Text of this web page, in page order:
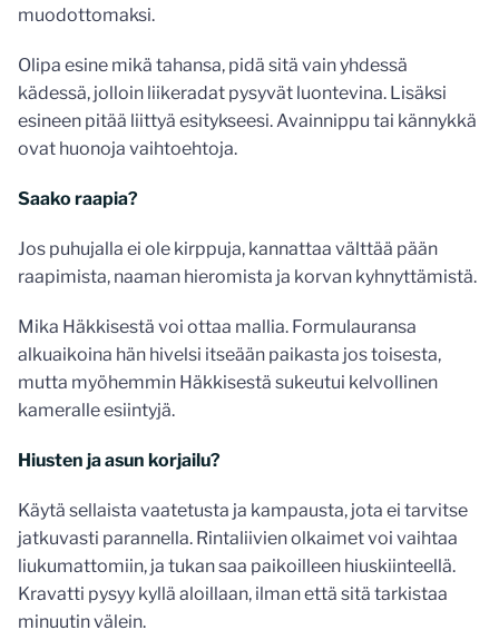
muodottomaksi.
Olipa esine mikä tahansa, pidä sitä vain yhdessä
kädessä, jolloin liikeradat pysyvät luontevina. Lisäksi
esineen pitää liittyä esitykseesi. Avainnippu tai kännykkä
ovat huonoja vaihtoehtoja.
Saako raapia?
Jos puhujalla ei ole kirppuja, kannattaa välttää pään
raapimista, naaman hieromista ja korvan kyhnyttämistä.
Mika Häkkisestä voi ottaa mallia. Formulauransa
alkuaikoina hän hivelsi itseään paikasta jos toisesta,
mutta myöhemmin Häkkisestä sukeutui kelvollinen
kameralle esiintyjä.
Hiusten ja asun korjailu?
Käytä sellaista vaatetusta ja kampausta, jota ei tarvitse
jatkuvasti parannella. Rintaliivien olkaimet voi vaihtaa
liukumattomiin, ja tukan saa paikoilleen hiuskiinteellä.
Kravatti pysyy kyllä aloillaan, ilman että sitä tarkistaa
minuutin välein.